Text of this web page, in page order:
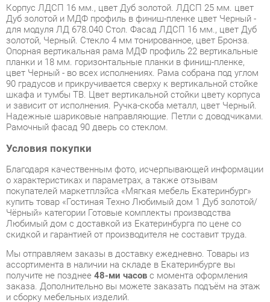
золотой, Черный. Стекло 4 мм тонированное, цвет Бронза.
Опорная вертикальная рама МДФ профиль 22 вертикальные
планки и 18 мм. горизонтальные планки в финиш-пленке,
цвет Черный - во всех исполнениях. Рама собрана под углом
90 градусов и прикручивается сверху к вертикальной стойке
шкафа и тумбы ТВ. Цвет вертикальной стойки цвету корпуса
и зависит от исполнения. Ручка-скоба металл, цвет Черный.
Надежные шариковые направляющие. Петли с доводчиками.
Рамочный фасад 90 дверь со стеклом.
Условия покупки
Благодаря качественным фото, исчерпывающей информации
покупателей маркетплэйса «Мягкая мебель Екатеринбург»
Чёрный» категории Готовые комплекты производства
Любимый дом с доставкой из Екатеринбурга по цене со
скидкой и гарантией от производителя не составит труда.
Мы отправляем заказы в доставку ежедневно. Товары из
ассортимента в наличии на складе в Екатеринбурге вы
получите не позднее48-ми часовс момента оформления
заказа. Дополнительно вы можете заказать подъём на этаж
и сборку мебельных изделий.
Срок доставки в другие регионы, и для товаров, находящихся
на складах производителей, рассчитывается индивидуально.
Уточнить наличие, срок и стоимость доставки вы можете